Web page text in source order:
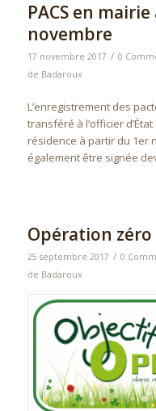
PACS en
novembre
17 novembre 2017 / 0
de Badaroux
L’enregistrement des
transféré à l’officier
résidence à partir du 1er
également être signée
Opération
25 septembre 2017 / 0
de Badaroux